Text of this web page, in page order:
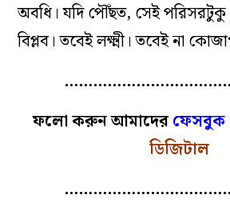
অবধি। যদি পৌঁছত, সেই
বিপ্লব। তবেই লক্ষ্মী। তবেই না
ফলো করুন আমাদেরফেসবুক
ডিজিটাল